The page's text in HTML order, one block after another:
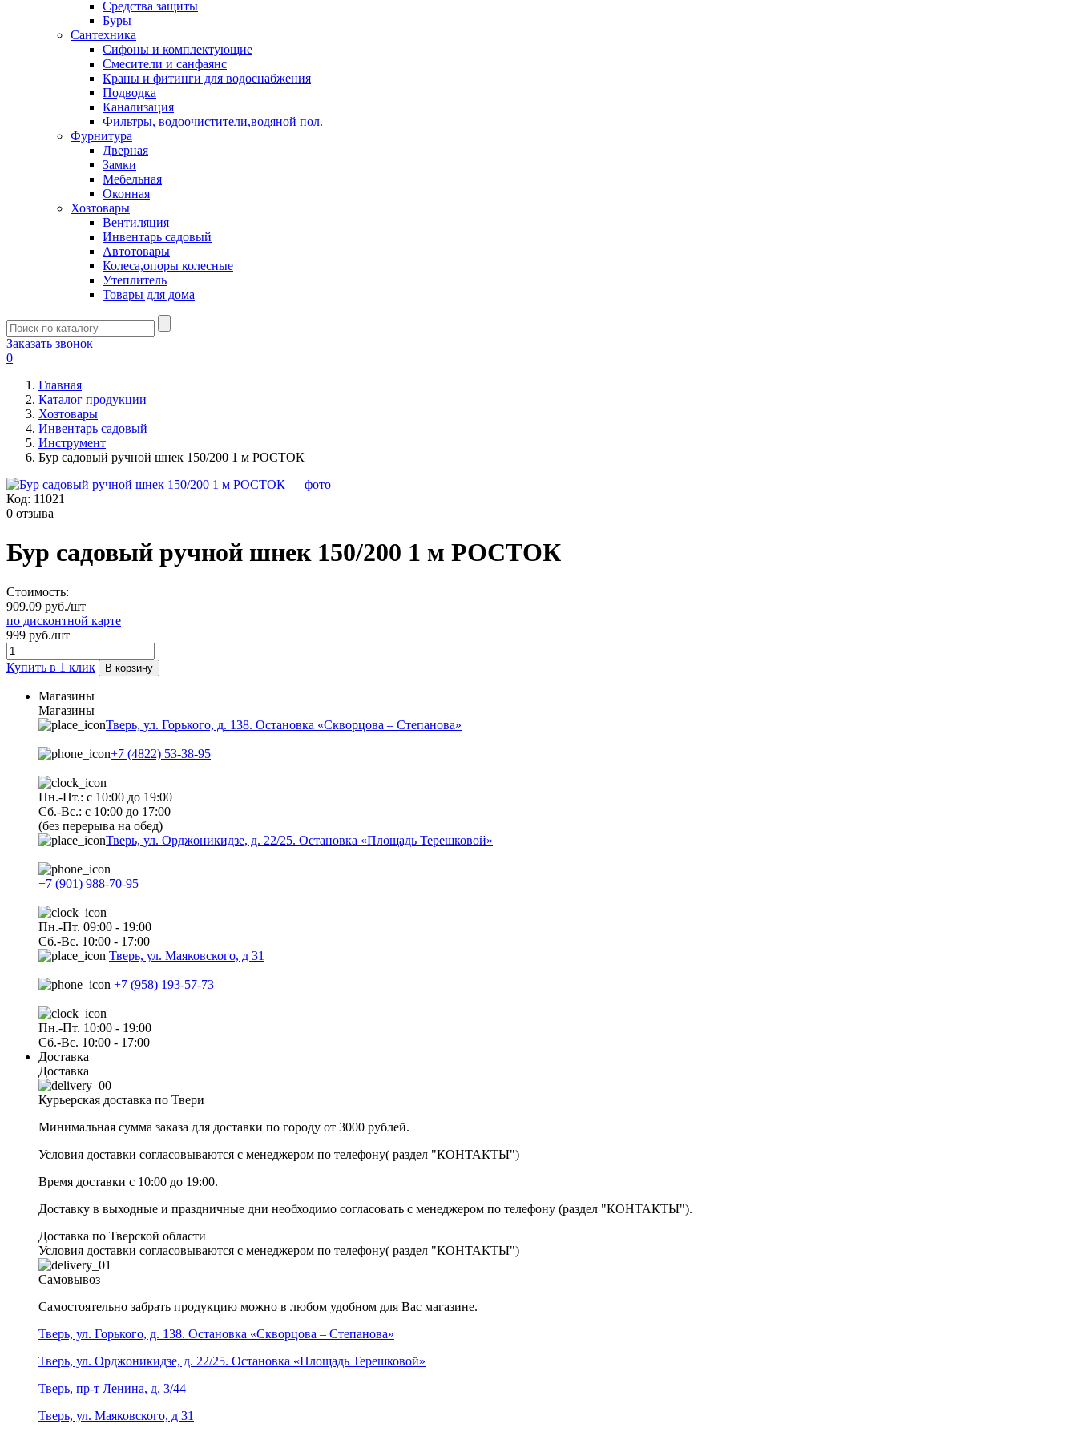
Средства защиты
Буры
Сантехника
Сифоны и комплектующие
Смесители и санфаянс
Краны и фитинги для водоснабжения
Подводка
Канализация
Фильтры, водоочистители,водяной пол.
Фурнитура
Дверная
Замки
Мебельная
Оконная
Хозтовары
Вентиляция
Инвентарь садовый
Автотовары
Колеса,опоры колесные
Утеплитель
Товары для дома
Заказать звонок
0
Главная
Каталог продукции
Хозтовары
Инвентарь садовый
Инструмент
Бур садовый ручной шнек 150/200 1 м РОСТОК
Код: 11021
0 отзыва
Бур садовый ручной шнек 150/200 1 м РОСТОК
Стоимость:
909.09 руб./шт
по дисконтной карте
999 руб./шт
Купить в 1 клик В корзину
Магазины
Магазины
Тверь, ул. Горького, д. 138. Остановка «Скворцова – Степанова»
+7 (4822) 53-38-95
Пн.-Пт.: с 10:00 до 19:00
Сб.-Вс.: с 10:00 до 17:00
(без перерыва на обед)
Тверь, ул. Орджоникидзе, д. 22/25. Остановка «Площадь Терешковой»
+7 (901) 988-70-95
Пн.-Пт. 09:00 - 19:00
Сб.-Вс. 10:00 - 17:00
Тверь, ул. Маяковского, д 31
+7 (958) 193-57-73
Пн.-Пт. 10:00 - 19:00
Сб.-Вс. 10:00 - 17:00
Доставка
Доставка
Курьерская доставка по Твери
Минимальная сумма заказа для доставки по городу от 3000 рублей.
Условия доставки согласовываются с менеджером по телефону( раздел "КОНТАКТЫ")
Время доставки с 10:00 до 19:00.
Доставку в выходные и праздничные дни необходимо согласовать с менеджером по телефону (раздел "КОНТАКТЫ").
Доставка по Тверской области
Условия доставки согласовываются с менеджером по телефону( раздел "КОНТАКТЫ")
Самовывоз
Самостоятельно забрать продукцию можно в любом удобном для Вас магазине.
Тверь, ул. Горького, д. 138. Остановка «Скворцова – Степанова»
Тверь, ул. Орджоникидзе, д. 22/25. Остановка «Площадь Терешковой»
Тверь, пр-т Ленина, д. 3/44
Тверь, ул. Маяковского, д 31